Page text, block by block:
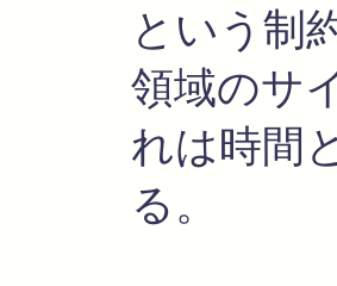
という制
領域のサ
れは時間
る。